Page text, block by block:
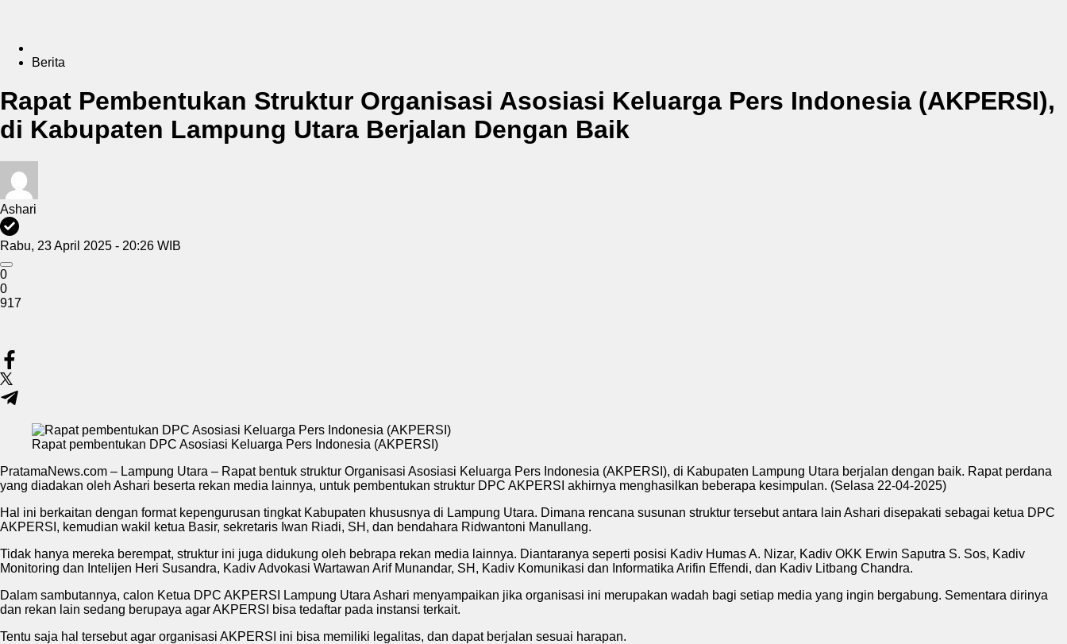
Berita
Rapat Pembentukan Struktur Organisasi Asosiasi Keluarga Pers Indonesia (AKPERSI),
di Kabupaten Lampung Utara Berjalan Dengan Baik
Ashari
Rabu, 23 April 2025 - 20:26 WIB
0
0
917
Rapat pembentukan DPC Asosiasi Keluarga Pers Indonesia (AKPERSI)
PratamaNews.com – Lampung Utara – Rapat bentuk struktur Organisasi Asosiasi Keluarga Pers Indonesia (AKPERSI), di Kabupaten Lampung Utara berjalan dengan baik. Rapat perdana
yang diadakan oleh Ashari beserta rekan media lainnya, untuk pembentukan struktur DPC AKPERSI akhirnya menghasilkan beberapa kesimpulan. (Selasa 22-04-2025)
Hal ini berkaitan dengan format kepengurusan tingkat Kabupaten khususnya di Lampung Utara. Dimana rencana susunan struktur tersebut antara lain Ashari disepakati sebagai ketua DPC
AKPERSI, kemudian wakil ketua Basir, sekretaris Iwan Riadi, SH, dan bendahara Ridwantoni Manullang.
Tidak hanya mereka berempat, struktur ini juga didukung oleh bebrapa rekan media lainnya. Diantaranya seperti posisi Kadiv Humas A. Nizar, Kadiv OKK Erwin Saputra S. Sos, Kadiv
Monitoring dan Intelijen Heri Susandra, Kadiv Advokasi Wartawan Arif Munandar, SH, Kadiv Komunikasi dan Informatika Arifin Effendi, dan Kadiv Litbang Chandra.
Dalam sambutannya, calon Ketua DPC AKPERSI Lampung Utara Ashari menyampaikan jika organisasi ini merupakan wadah bagi setiap media yang ingin bergabung. Sementara dirinya
dan rekan lain sedang berupaya agar AKPERSI bisa tedaftar pada instansi terkait.
Tentu saja hal tersebut agar organisasi AKPERSI ini bisa memiliki legalitas, dan dapat berjalan sesuai harapan.